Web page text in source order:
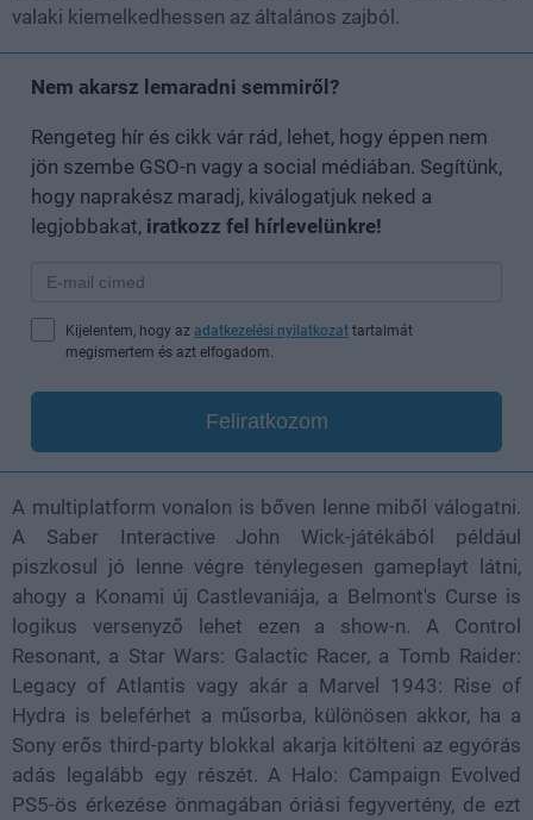
valaki kiemelkedhessen az általános zajból.
Nem akarsz lemaradni semmiről?
Rengeteg hír és cikk vár rád, lehet, hogy éppen nem
jön szembe GSO-n vagy a social médiában. Segítünk,
hogy naprakész maradj, kiválogatjuk neked a
legjobbakat, iratkozz fel hírlevelünkre!
Kijelentem, hogy az adatkezelési nyilatkozat tartalmát
megismertem és azt elfogadom.
Feliratkozom
A multiplatform vonalon is bőven lenne miből válogatni.
A Saber Interactive John Wick-játékából például
piszkosul jó lenne végre ténylegesen gameplayt látni,
ahogy a Konami új Castlevaniája, a Belmont's Curse is
logikus versenyző lehet ezen a show-n. A Control
Resonant, a Star Wars: Galactic Racer, a Tomb Raider:
Legacy of Atlantis vagy akár a Marvel 1943: Rise of
Hydra is beleférhet a műsorba, különösen akkor, ha a
Sony erős third-party blokkal akarja kitölteni az egyórás
adás legalább egy részét. A Halo: Campaign Evolved
PS5-ös érkezése önmagában óriási fegyvertény, de ezt